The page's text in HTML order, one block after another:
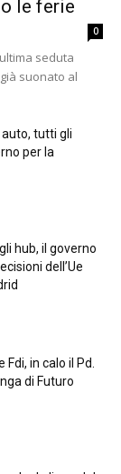
le ferie
0
seduta
suonato al
auto, tutti gli
per la
hub, il governo
dell’Ue
in calo il Pd.
di Futuro